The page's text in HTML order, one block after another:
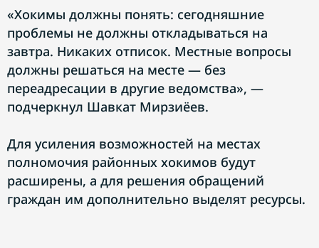
«Хокимы должны понять: сегодняшние
проблемы не должны откладываться на
завтра. Никаких отписок. Местные вопросы
должны решаться на месте — без
переадресации в другие ведомства», —
подчеркнул Шавкат Мирзиёев.
Для усиления возможностей на местах
полномочия районных хокимов будут
расширены, а для решения обращений
граждан им дополнительно выделят ресурсы.